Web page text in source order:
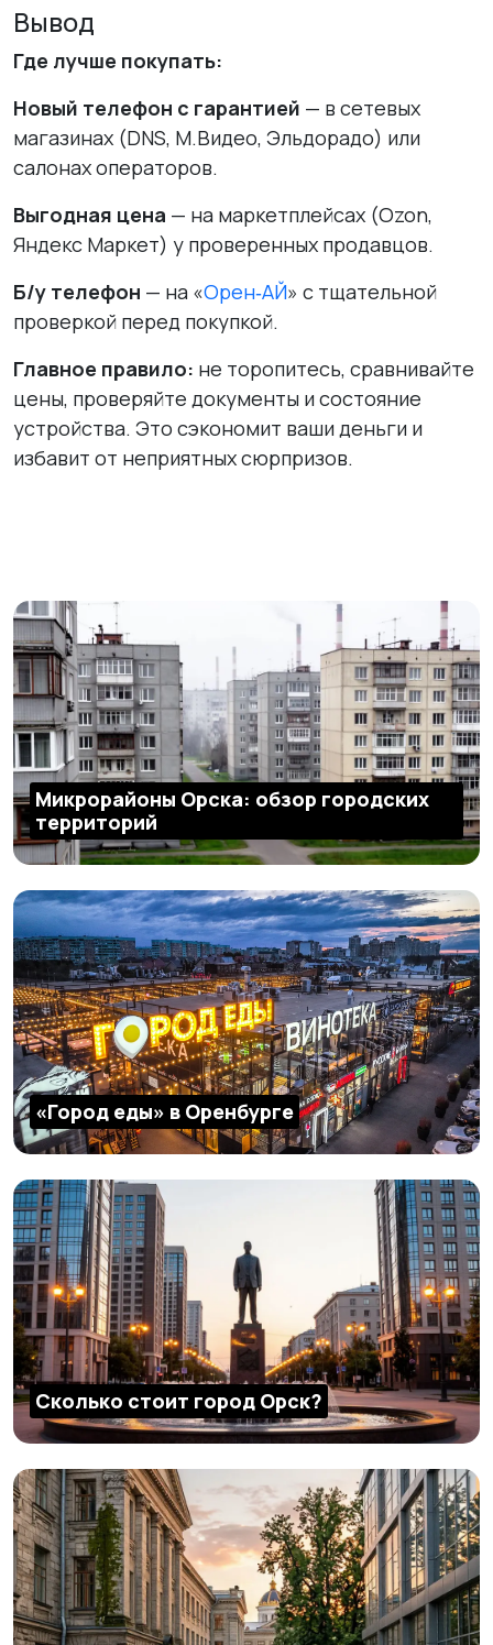
Вывод
Где лучше покупать:
Новый телефон с гарантией — в сетевых
магазинах (DNS, М.Видео, Эльдорадо) или
салонах операторов.
Выгодная цена — на маркетплейсах (Ozon,
Яндекс Маркет) у проверенных продавцов.
Б/у телефон — на «Орен‑АЙ» с тщательной
проверкой перед покупкой.
Главное правило: не торопитесь, сравнивайте
цены, проверяйте документы и состояние
устройства. Это сэкономит ваши деньги и
избавит от неприятных сюрпризов.
Микрорайоны Орска: обзор городских
территорий
«Город еды» в Оренбурге
Сколько стоит город Орск?